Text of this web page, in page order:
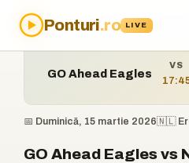
Ponturi.ro LIVE
Acasă›Ponturi›GO Ahead Eagles vs
GO Ahead Eagles
VS
📅 Duminică, 15 martie 2026🇳🇱
GO Ahead Eagles vs